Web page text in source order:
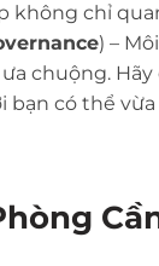
không chỉ
) –
chuộng.
bạn có thể